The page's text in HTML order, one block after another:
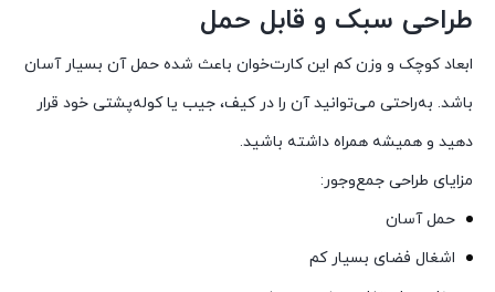
طراحی سبک و قابل حمل
ابعاد کوچک و وزن کم این کارت‌خوان باعث شده حمل آن بسیار آسان
باشد. به‌راحتی می‌توانید آن را در کیف، جیب یا کوله‌پشتی خود قرار
دهید و همیشه همراه داشته باشید.
مزایای طراحی جمع‌وجور:
حمل آسان
اشغال فضای بسیار کم